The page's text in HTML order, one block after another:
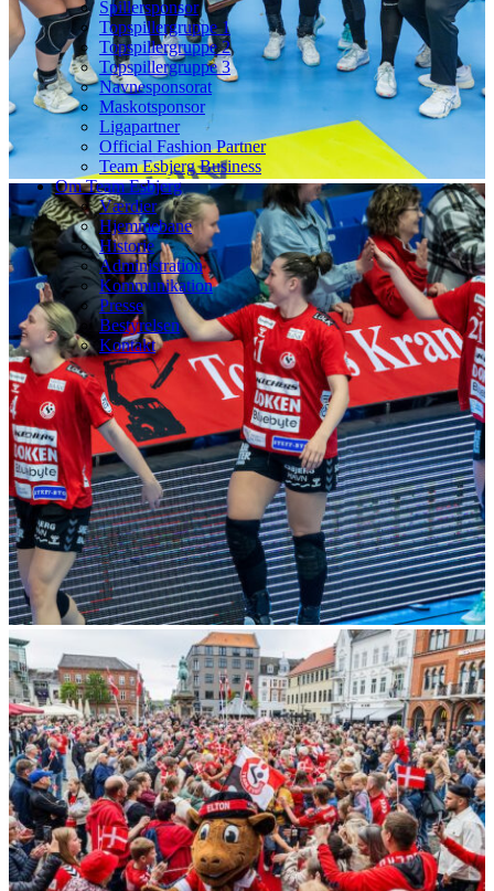
Spillersponsor
Topspillergruppe 1
Topspillergruppe 2
Topspillergruppe 3
Navnesponsorat
Maskotsponsor
Ligapartner
Official Fashion Partner
Team Esbjerg Business
Om Team Esbjerg
Værdier
Hjemmebane
Historie
Administration
Kommunikation
Presse
Bestyrelsen
Kontakt